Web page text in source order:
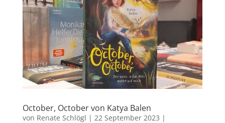
October, October von Katya Balen
von Renate Schlögl | 22 September 2023 |